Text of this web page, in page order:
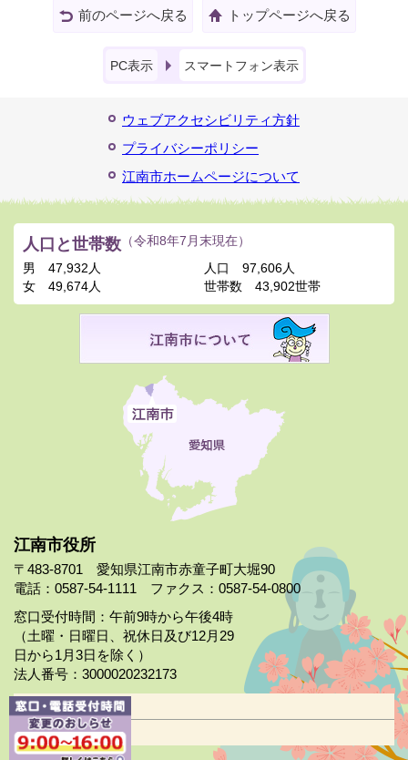
前のページへ戻る トップページへ戻る
PC表示 スマートフォン表示
ウェブアクセシビリティ方針
プライバシーポリシー
江南市ホームページについて
江南市役所
〒483-8701 愛知県江南市赤童子町大堀90
電話：0587-54-1111 ファクス：0587-54-0800
窓口受付時間：午前9時から午後4時
（土曜・日曜日、祝休日及び12月29
日から1月3日を除く）
法人番号：3000020232173
市役所案内
日曜市役所
人口と世帯数 （令和8年7月末現在）
男
47,932人
女
49,674人
人口
97,606人
世帯数
43,902世帯